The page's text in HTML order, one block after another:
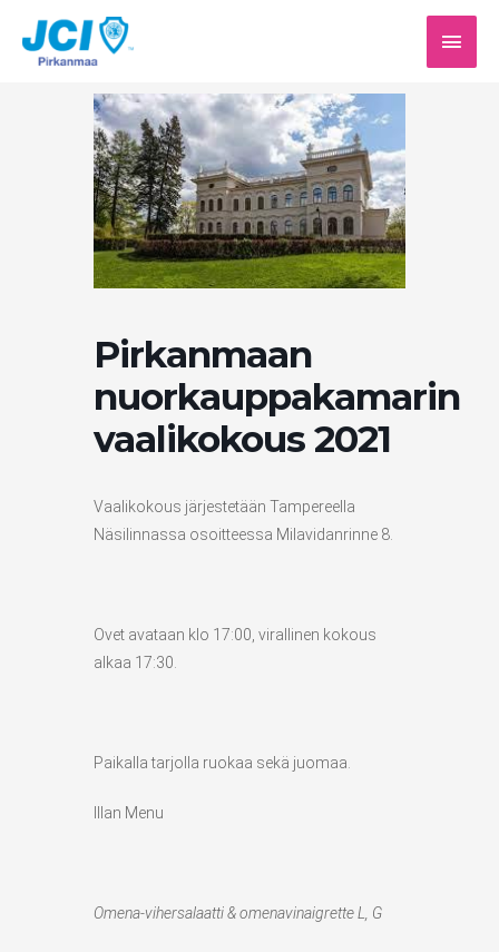
sisältöön
Pirkanmaan
nuorkauppakamarin
vaalikokous 2021
Vaalikokous järjestetään Tampereella
Näsilinnassa osoitteessa Milavidanrinne 8.
Ovet avataan klo 17:00, virallinen kokous
alkaa 17:30.
Paikalla tarjolla ruokaa sekä juomaa.
Illan Menu
Omena-vihersalaatti & omenavinaigrette L, G